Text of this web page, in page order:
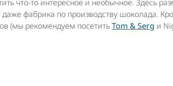
что-то интересное и необычное. Здесь
фабрика по производству шоколада.
(мы рекомендуем посетитьTom & Serg и